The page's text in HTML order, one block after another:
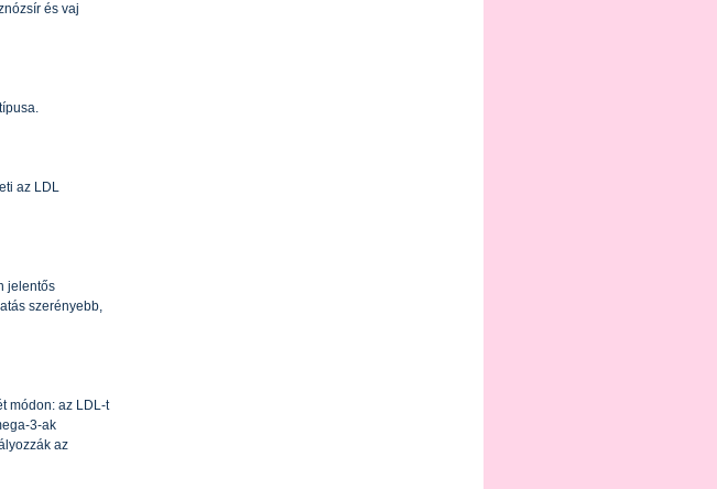
és vaj
az LDL
jelentős
szerényebb,
módon: az LDL-t
3-ak
az